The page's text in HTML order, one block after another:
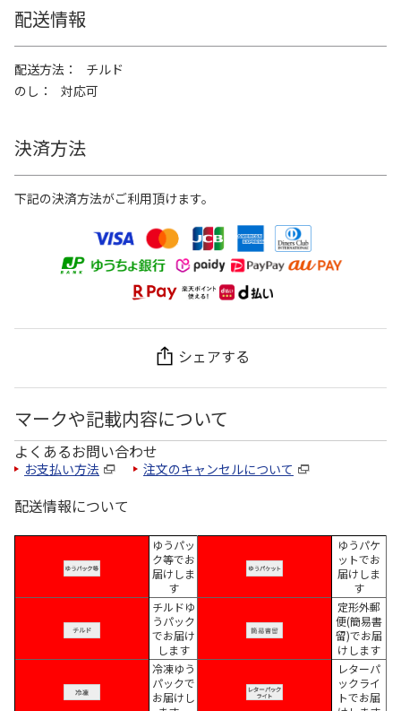
配送情報
配送方法
チルド
のし
対応可
決済方法
下記の決済方法がご利用頂けます。
シェアする
マークや記載内容について
よくあるお問い合わせ
お支払い方法 注文のキャンセルについて
配送情報について
ゆうパッ
ク等でお
届けしま
す
ゆうパケ
ットでお
届けしま
す
チルドゆ
うパック
でお届け
します
定形外郵
便(簡易書
留)でお届
けします
冷凍ゆう
パックで
お届けし
レターパ
ックライ
トでお届